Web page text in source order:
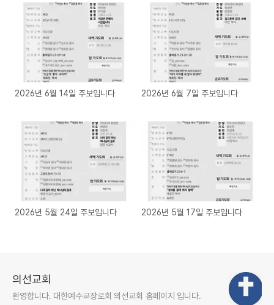
2026년 6월 14일 주보입니다 2026년 6월 7일 주보입니다
2026년 5월 24일 주보입니다 2026년 5월 17일 주보입니다
의선교회
환영합니다. 대한예수교장로회 의선교회 홈페이지 입니다.